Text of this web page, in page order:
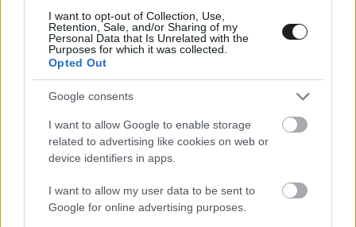
I want to opt-out of Collection, Use,
Retention, Sale, and/or Sharing of my
Personal Data that Is Unrelated with the
Purposes for which it was collected.
Opted Out
Google consents
I want to allow Google to enable storage
related to advertising like cookies on web or
device identifiers in apps.
I want to allow my user data to be sent to
Google for online advertising purposes.
Egy ilyen listáról természetesen nem hiányzohat
a két Sébastien sem. A 2004-ben duplázó Loeb,
megnyerte a Montét, de ez volt pályafutása
egyetlen győzelme Svédországban. Ogier az
egyetlen pilóta, aki két különböző évben is
duplázott, 2015-ben és 2016-ban is megnyerte a